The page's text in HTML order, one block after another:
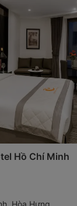
Hồ Chí Minh